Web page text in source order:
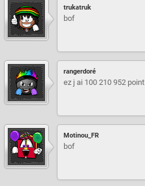
trukatruk
bof
rangerdoré
ez j ai 100 210 952 point
Motinou_FR
bof